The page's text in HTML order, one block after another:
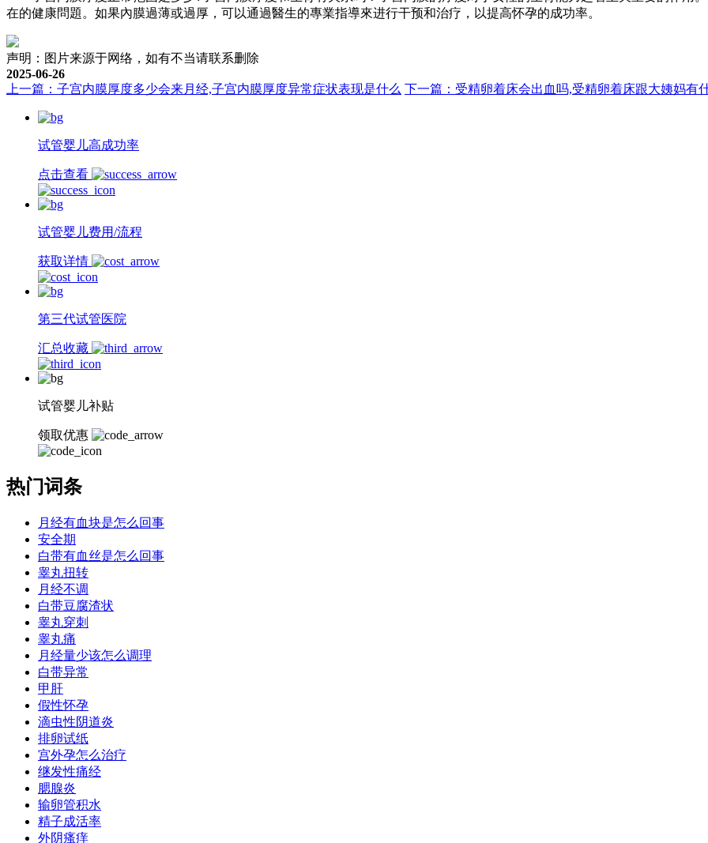
在的健康問題。如果內膜過薄或過厚，可以通過醫生的專業指導來进行干预和治疗，以提高怀孕的成功率。
声明：图片来源于网络，如有不当请联系删除
2025-06-26
上一篇：子宫内膜厚度多少会来月经,子宫内膜厚度异常症状表现是什么 下一篇：受精卵着床会出血吗,受精卵着床跟大姨妈有
试管婴儿高成功率
点击查看
试管婴儿费用/流程
获取详情
第三代试管医院
汇总收藏
试管婴儿补贴
领取优惠
热门词条
月经有血块是怎么回事
安全期
白带有血丝是怎么回事
睾丸扭转
月经不调
白带豆腐渣状
睾丸穿刺
睾丸痛
月经量少该怎么调理
白带异常
甲肝
假性怀孕
滴虫性阴道炎
排卵试纸
宫外孕怎么治疗
继发性痛经
腮腺炎
输卵管积水
精子成活率
外阴瘙痒